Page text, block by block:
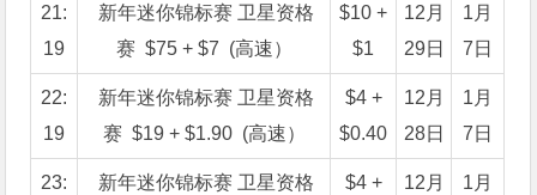
21:
19
新年迷你锦标赛 卫星资格
赛 $75 + $7 (高速）
$10 +
$1
12月
29日
1月
7日
22:
19
新年迷你锦标赛 卫星资格
赛 $19 + $1.90 (高速）
$4 +
$0.40
12月
28日
1月
7日
23:
新年迷你锦标赛 卫星资格
$4 +
12月
1月